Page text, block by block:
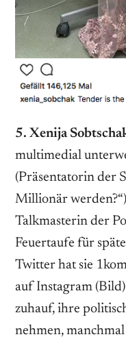
5. Xenija
multimedial
(Präsentatorin der
Millionär
Talkmasterin der
Feuertaufe für
Twitter hat sie
auf Instagram
zuhauf, ihre
nehmen,